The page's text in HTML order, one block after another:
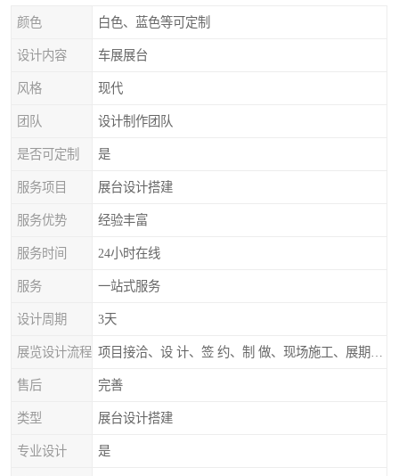
颜色 白色、蓝色等可定制
设计内容 车展展台
风格 现代
团队 设计制作团队
是否可定制 是
服务项目 展台设计搭建
服务优势 经验丰富
服务时间 24小时在线
服务 一站式服务
设计周期 3天
展览设计流程
售后 完善
类型 展台设计搭建
专业设计 是